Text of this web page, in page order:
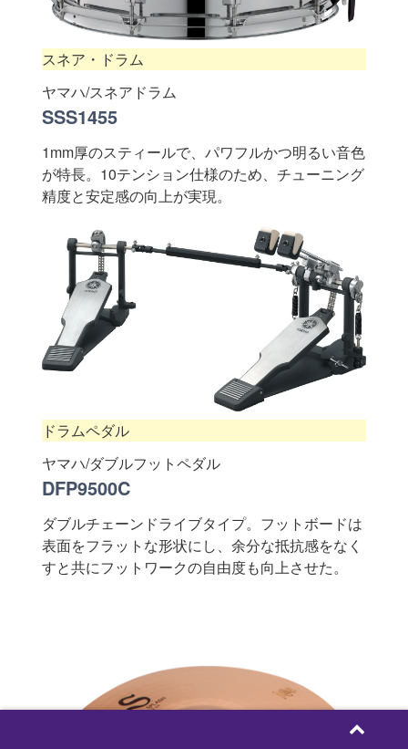
スネア・ドラム
ヤマハ/スネアドラム
SSS1455
1mm厚のスティールで、パワフルかつ明るい音色
が特長。10テンション仕様のため、チューニング
精度と安定感の向上が実現。
ドラムペダル
ヤマハ/ダブルフットペダル
DFP9500C
ダブルチェーンドライブタイプ。フットボードは
表面をフラットな形状にし、余分な抵抗感をなく
すと共にフットワークの自由度も向上させた。